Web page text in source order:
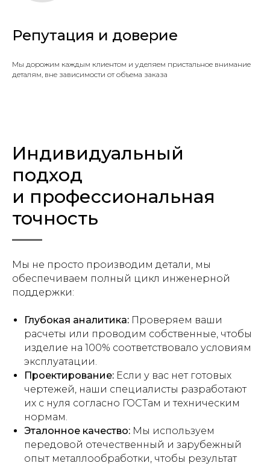
Репутация и доверие
Мы дорожим каждым клиентом и уделяем пристальное внимание
деталям, вне зависимости от объема заказа
Индивидуальный
подход
и профессиональная
точность
Мы не просто производим детали, мы
обеспечиваем полный цикл инженерной
поддержки:
Глубокая аналитика: Проверяем ваши
расчеты или проводим собственные, чтобы
изделие на 100% соответствовало условиям
эксплуатации.
Проектирование: Если у вас нет готовых
чертежей, наши специалисты разработают
их с нуля согласно ГОСТам и техническим
нормам.
Эталонное качество: Мы используем
передовой отечественный и зарубежный
опыт металлообработки, чтобы результат